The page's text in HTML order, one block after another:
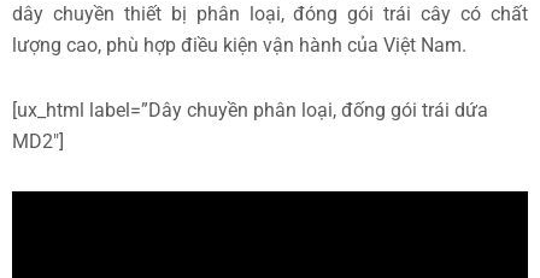
dây chuyền thiết bị phân loại, đóng gói trái cây có chất
lượng cao, phù hợp điều kiện vận hành của Việt Nam.
[ux_html label=”Dây chuyền phân loại, đống gói trái dứa
MD2″]